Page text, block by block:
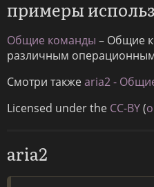
примеры
Общие команды – Общие
различным
Смотри такжеaria2 -
Licensed under the CC-BY(
aria2